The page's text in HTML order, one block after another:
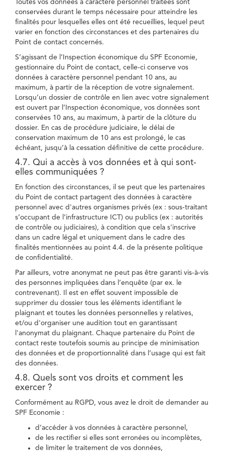
Toutes vos données à caractère personnel traitées sont
conservées durant le temps nécessaire pour atteindre les
finalités pour lesquelles elles ont été recueillies, lequel peut
varier en fonction des circonstances et des partenaires du
Point de contact concernés.
S’agissant de l’Inspection économique du SPF Economie,
gestionnaire du Point de contact, celle-ci conserve vos
données à caractère personnel pendant 10 ans, au
maximum, à partir de la réception de votre signalement.
Lorsqu’un dossier de contrôle en lien avec votre signalement
est ouvert par l’Inspection économique, vos données sont
conservées 10 ans, au maximum, à partir de la clôture du
dossier. En cas de procédure judiciaire, le délai de
conservation maximum de 10 ans est prolongé, le cas
échéant, jusqu’à la cessation définitive de cette procédure.
4.7. Qui a accès à vos données et à qui sont-
elles communiquées ?
En fonction des circonstances, il se peut que les partenaires
du Point de contact partagent des données à caractère
personnel avec d'autres organismes privés (ex : sous-traitant
s’occupant de l’infrastructure ICT) ou publics (ex : autorités
de contrôle ou judiciaires), à condition que cela s'inscrive
dans un cadre légal et uniquement dans le cadre des
finalités mentionnées au point 4.4. de la présente politique
de confidentialité.
Par ailleurs, votre anonymat ne peut pas être garanti vis-à-vis
des personnes impliquées dans l’enquête (par ex. le
contrevenant). Il est en effet souvent impossible de
supprimer du dossier tous les éléments identifiant le
plaignant et toutes les données personnelles y relatives,
et/ou d'organiser une audition tout en garantissant
l'anonymat du plaignant. Chaque partenaire du Point de
contact reste toutefois soumis au principe de minimisation
des données et de proportionnalité dans l’usage qui est fait
des données.
4.8. Quels sont vos droits et comment les
exercer ?
Conformément au RGPD, vous avez le droit de demander au
SPF Economie :
d’accéder à vos données à caractère personnel,
de les rectifier si elles sont erronées ou incomplètes,
de limiter le traitement de vos données,